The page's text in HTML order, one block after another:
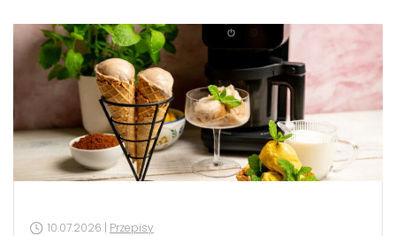
10.07.2026 | Przepisy